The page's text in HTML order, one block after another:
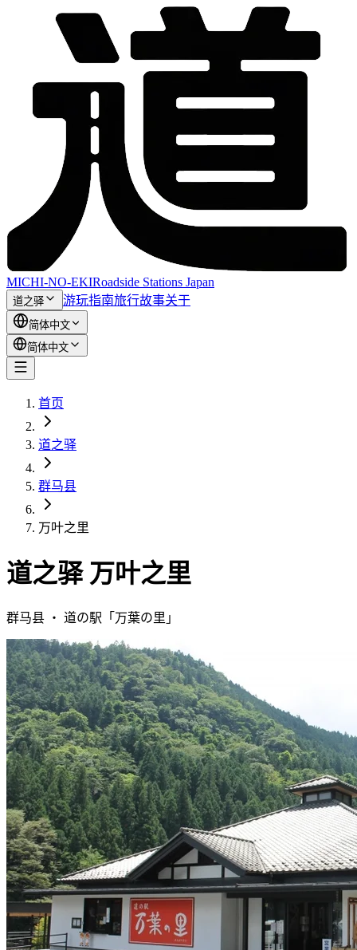
MICHI-NO-EKIRoadside Stations Japan
道之驿 游玩指南旅行故事关于
简体中文
简体中文
首页
道之驿
群马县
万叶之里
道之驿 万叶之里
群马县 ・ 道の駅「 万葉の里 」